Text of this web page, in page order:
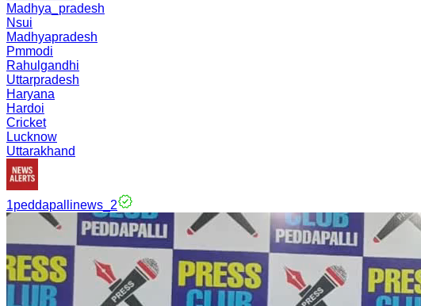
Madhya_pradesh
Nsui
Madhyapradesh
Pmmodi
Rahulgandhi
Uttarpradesh
Haryana
Hardoi
Cricket
Lucknow
Uttarakhand
1peddapallinews_2